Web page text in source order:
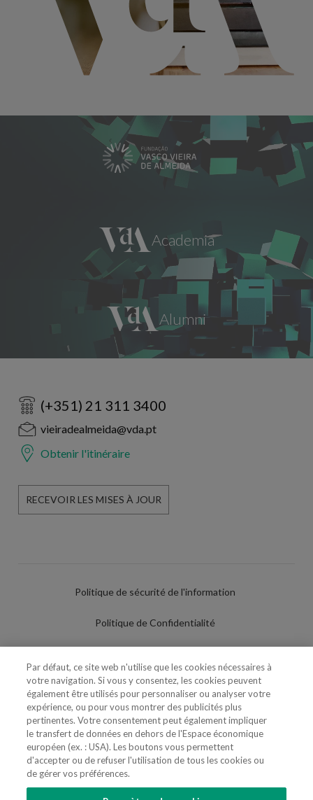
(+351) 21 311 3400
vieiradealmeida@vda.pt
Obtenir l'itinéraire
RECEVOIR LES MISES À JOUR
Politique de sécurité de l'information
Politique de Confidentialité
Politique de Cookies
Paramètres des cookies
Utilisation Frauduleuse du Nom/Brand
Par défaut, ce site web n'utilise que les cookies nécessaires à
votre navigation. Si vous y consentez, les cookies peuvent
également être utilisés pour personnaliser ou analyser votre
expérience, ou pour vous montrer des publicités plus
pertinentes. Votre consentement peut également impliquer
le transfert de données en dehors de l'Espace économique
européen (ex. : USA). Les boutons vous permettent
d'accepter ou de refuser l'utilisation de tous les cookies ou
de gérer vos préférences.